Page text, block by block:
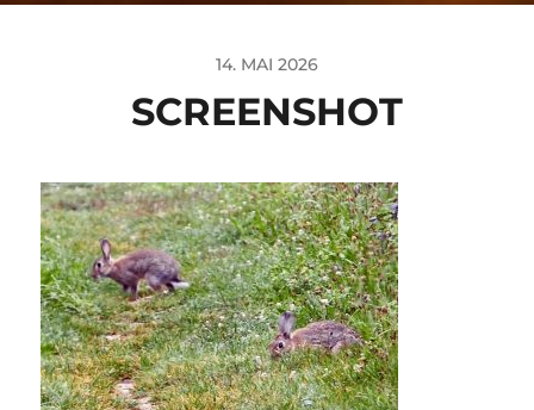
14. MAI 2026
SCREENSHOT